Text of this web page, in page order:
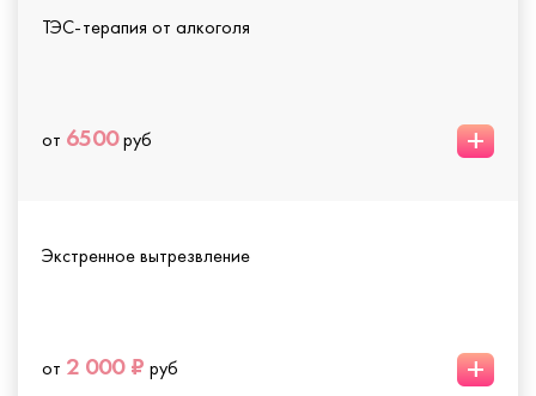
ТЭС-терапия от алкоголя
от 6500руб +
Экстренное вытрезвление
от 2 000 ₽ руб +